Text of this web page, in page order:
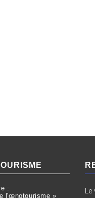
:
l'œnotourisme »